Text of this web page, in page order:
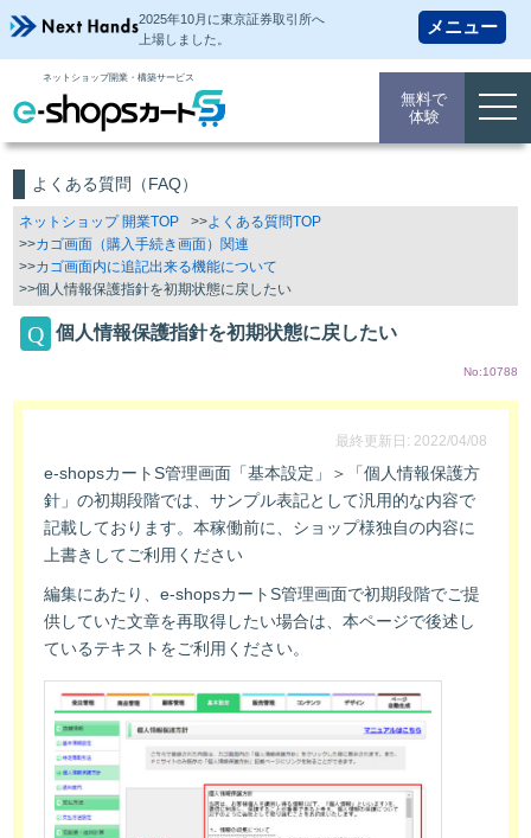
2025年10月に東京証券取引所へ
上場しました。
ネットショップ開業・構築サービス
無料で
体験
よくある質問（FAQ）
ネットショップ 開業TOP
よくある質問TOP
カゴ画面（購入手続き画面）関連
カゴ画面内に追記出来る機能について
個人情報保護指針を初期状態に戻したい
個人情報保護指針を初期状態に戻したい
No:10788
最終更新日: 2022/04/08
e-shopsカートS管理画面「基本設定」＞「個人情報保護方
針」の初期段階では、サンプル表記として汎用的な内容で
記載しております。本稼働前に、ショップ様独自の内容に
上書きしてご利用ください
編集にあたり、e-shopsカートS管理画面で初期段階でご提
供していた文章を再取得したい場合は、本ページで後述し
ているテキストをご利用ください。